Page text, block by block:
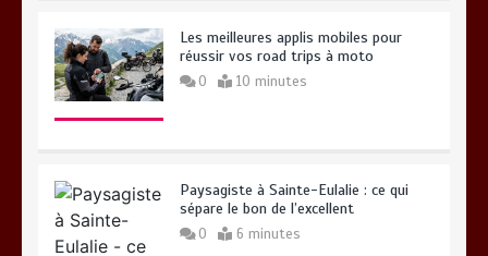
Les meilleures applis mobiles pour
réussir vos road trips à moto
0 10 minutes
Paysagiste à Sainte-Eulalie : ce qui
sépare le bon de l’excellent
0 6 minutes